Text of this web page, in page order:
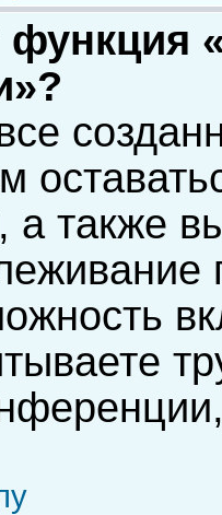
функция
а также